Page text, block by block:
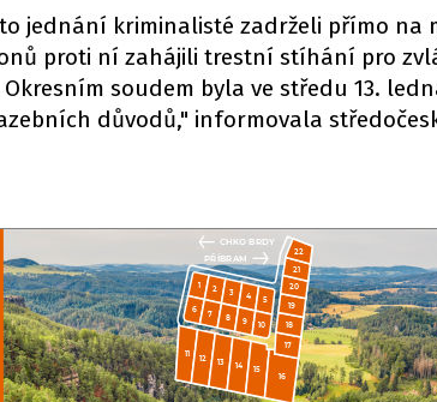
jednání kriminalisté zadrželi přímo na
proti ní zahájili trestní stíhání pro
soudem byla ve středu 13.
důvodů," informovala